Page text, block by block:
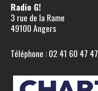
Radio G!
3 rue de la Rame
49100 Angers
Téléphone : 02 41 60 47 47